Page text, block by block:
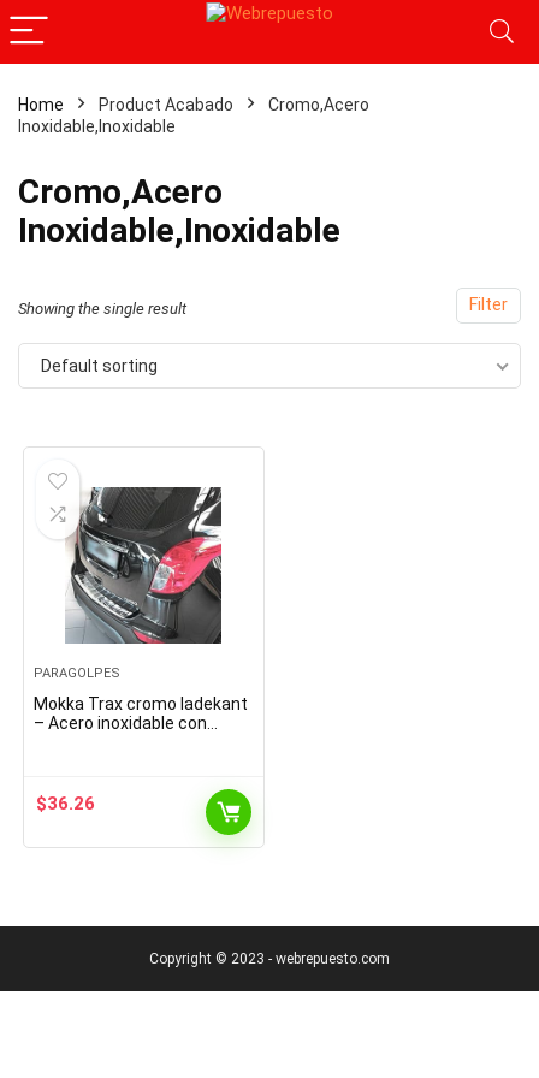
Home Product Acabado
‎Cromo,Acero
Inoxidable,Inoxidable
‎Cromo,Acero
Inoxidable,Inoxidable
Filter
Showing the single result
Default sorting
PARAGOLPES
Mokka Trax cromo ladekant
– Acero inoxidable con
$36.26
Copyright © 2023 - webrepuesto.com